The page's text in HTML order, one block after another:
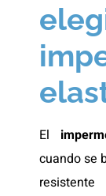
El
cuando se